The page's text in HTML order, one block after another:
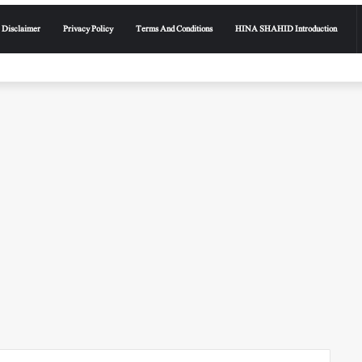
Disclaimer Privacy Policy Terms And Conditions HINA SHAHID Introduction